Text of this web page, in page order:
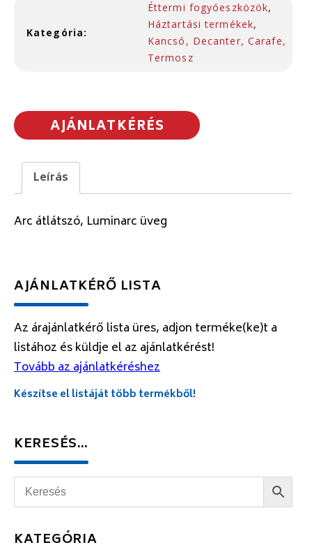
Kategória:
Éttermi fogyóeszközök,
Háztartási termékek,
Kancsó, Decanter, Carafe,
Termosz
AJÁNLATKÉRÉS
Leírás
Arc átlátszó, Luminarc üveg
AJÁNLATKÉRŐ LISTA
Az árajánlatkérő lista üres, adjon terméke(ke)t a
listához és küldje el az ajánlatkérést!
Tovább az ajánlatkéréshez
Készítse el listáját több termékből!
KERESÉS…
KATEGÓRIA